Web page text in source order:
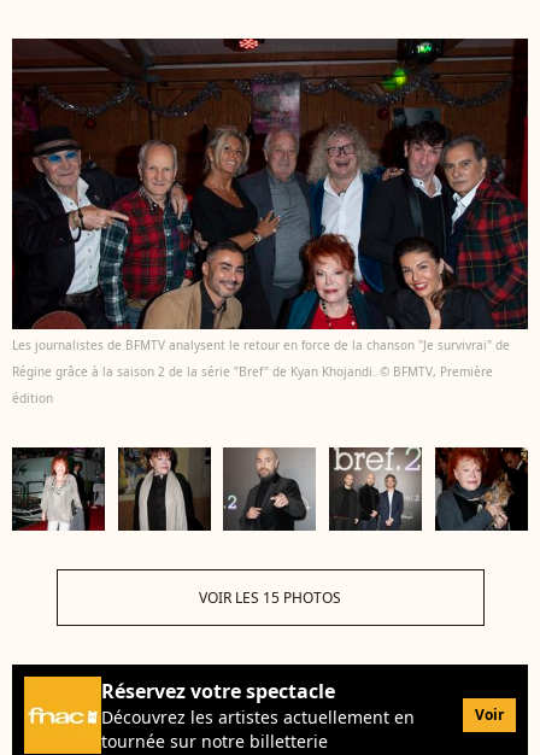
Les journalistes de BFMTV analysent le retour en force de la chanson "Je survivrai" de
Régine grâce à la saison 2 de la série "Bref" de Kyan Khojandi. © BFMTV, Première
édition
VOIR LES 15 PHOTOS
Réservez votre spectacle
Découvrez les artistes actuellement en
tournée sur notre billetterie
Voir